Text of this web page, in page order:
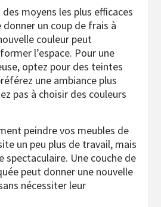
moyens les plus efficaces
un coup de frais à
couleur peut
l’espace. Pour une
optez pour des teintes
une ambiance plus
pas à choisir des couleurs
peindre vos meubles de
un peu plus de travail, mais
Une couche de
peut donner une nouvelle
nécessiter leur